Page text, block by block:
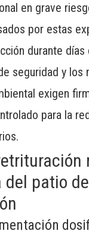
en grave
​​por estas
durante días
seguridad y los
exigen
para la
patio de